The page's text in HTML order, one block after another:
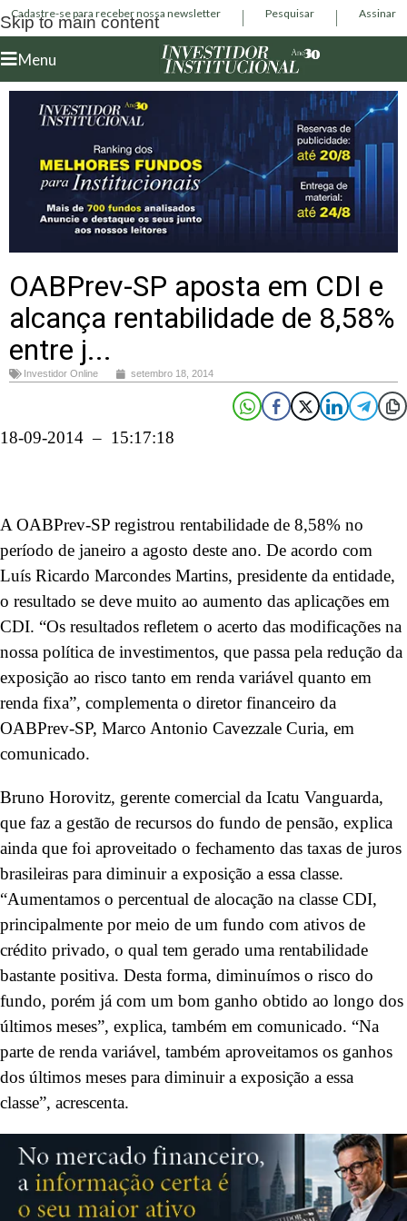
Skip to main content
Cadastre-se para receber nossa newsletter Pesquisar Assinar
Menu
OABPrev-SP aposta em CDI e
alcança rentabilidade de 8,58%
entre j...
Investidor Online setembro 18, 2014
18-09-2014 – 15:17:18
A OABPrev-SP registrou rentabilidade de 8,58% no
período de janeiro a agosto deste ano. De acordo com
Luís Ricardo Marcondes Martins, presidente da entidade,
o resultado se deve muito ao aumento das aplicações em
CDI. “Os resultados refletem o acerto das modificações na
nossa política de investimentos, que passa pela redução da
exposição ao risco tanto em renda variável quanto em
renda fixa”, complementa o diretor financeiro da
OABPrev-SP, Marco Antonio Cavezzale Curia, em
comunicado.
Bruno Horovitz, gerente comercial da Icatu Vanguarda,
que faz a gestão de recursos do fundo de pensão, explica
ainda que foi aproveitado o fechamento das taxas de juros
brasileiras para diminuir a exposição a essa classe.
“Aumentamos o percentual de alocação na classe CDI,
principalmente por meio de um fundo com ativos de
crédito privado, o qual tem gerado uma rentabilidade
bastante positiva. Desta forma, diminuímos o risco do
fundo, porém já com um bom ganho obtido ao longo dos
últimos meses”, explica, também em comunicado. “Na
parte de renda variável, também aproveitamos os ganhos
dos últimos meses para diminuir a exposição a essa
classe”, acrescenta.